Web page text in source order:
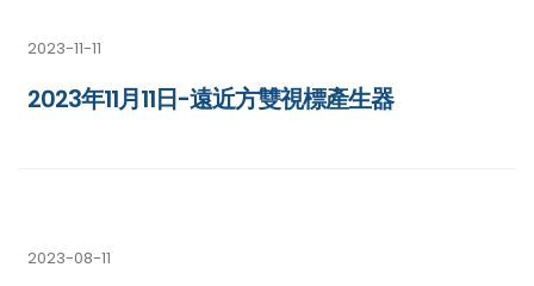
2023-11-11
2023年11月11日-遠近方雙視標產生器
2023-08-11